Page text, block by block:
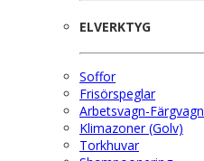
ELVERKTYG
Soffor
Frisörspeglar
Arbetsvagn-Färgvagn
Klimazoner (Golv)
Torkhuvar